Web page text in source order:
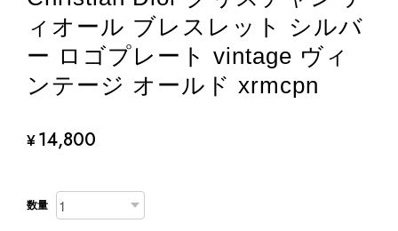
ィオール ブレスレット シルバ
ー ロゴプレート vintage ヴィ
ンテージ オールド xrmcpn
¥14,800
数量